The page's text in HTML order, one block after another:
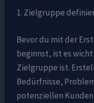
1. Zielgruppe
Bevor du mit der
beginnst, ist es
Zielgruppe ist.
Bedürfnisse,
potenziellen